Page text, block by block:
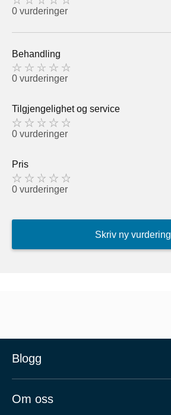
0 vurderinger
Behandling
0 vurderinger
Tilgjengelighet og service
0 vurderinger
Pris
0 vurderinger
Skriv ny vurdering
Blogg
Om oss